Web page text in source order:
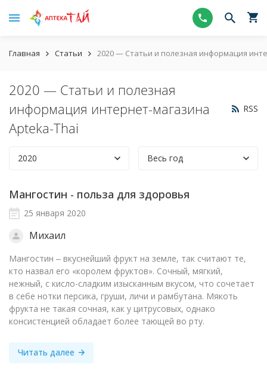
Главная Статьи 2020 — Статьи и полезная информация
2020 — Статьи и полезная
информация интернет-магазина
Apteka-Thai
RSS
2020 Весь год
Мангостин - польза для здоровья
25 января 2020
Михаил
Мангостин ‒ вкуснейший фрукт на земле, так считают те,
кто назвал его «королем фруктов». Сочный, мягкий,
нежный, с кисло-сладким изысканным вкусом, что сочетает
в себе нотки персика, груши, личи и рамбутана. Мякоть
фрукта не такая сочная, как у цитрусовых, однако
консистенцией обладает более тающей во рту.
Читать далее